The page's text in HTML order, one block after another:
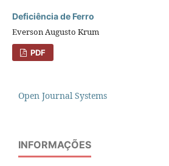
Deficiência de Ferro
Everson Augusto Krum
PDF
Open Journal Systems
INFORMAÇÕES